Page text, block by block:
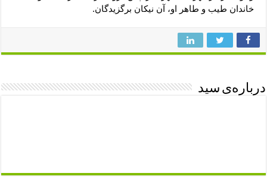
خاندان طيب و طاهر او، آن نيكان برگزيدگان.
درباره‌ی سید